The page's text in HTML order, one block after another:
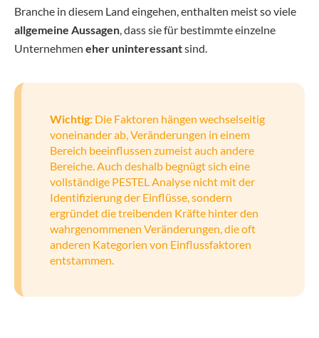
Branche in diesem Land eingehen, enthalten meist so viele
allgemeine Aussagen, dass sie für bestimmte einzelne
Unternehmen eher uninteressantsind.
Wichtig: Die Faktoren hängen wechselseitig
voneinander ab, Veränderungen in einem
Bereich beeinflussen zumeist auch andere
Bereiche. Auch deshalb begnügt sich eine
vollständige PESTEL Analyse nicht mit der
Identifizierung der Einflüsse, sondern
ergründet die treibenden Kräfte hinter den
wahrgenommenen Veränderungen, die oft
anderen Kategorien von Einflussfaktoren
entstammen.